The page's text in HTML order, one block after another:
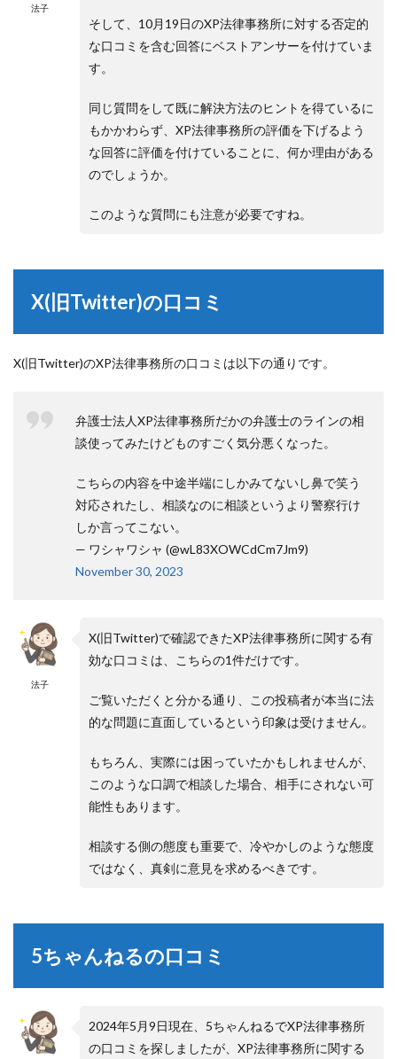
法子
そして、10月19日のXP法律事務所に対する否定的
な口コミを含む回答にベストアンサーを付けていま
す。
同じ質問をして既に解決方法のヒントを得ているに
もかかわらず、XP法律事務所の評価を下げるよう
な回答に評価を付けていることに、何か理由がある
のでしょうか。
このような質問にも注意が必要ですね。
X(旧Twitter)の口コミ
X(旧Twitter)のXP法律事務所の口コミは以下の通りです。
弁護士法人XP法律事務所だかの弁護士のラインの相
談使ってみたけどものすごく気分悪くなった。
こちらの内容を中途半端にしかみてないし鼻で笑う
対応されたし、相談なのに相談というより警察行け
しか言ってこない。
— ワシャワシャ (@wL83XOWCdCm7Jm9)
November 30, 2023
法子
X(旧Twitter)で確認できたXP法律事務所に関する有
効な口コミは、こちらの1件だけです。
ご覧いただくと分かる通り、この投稿者が本当に法
的な問題に直面しているという印象は受けません。
もちろん、実際には困っていたかもしれませんが、
このような口調で相談した場合、相手にされない可
能性もあります。
相談する側の態度も重要で、冷やかしのような態度
ではなく、真剣に意見を求めるべきです。
5ちゃんねるの口コミ
2024年5月9日現在、5ちゃんねるでXP法律事務所
の口コミを探しましたが、XP法律事務所に関する